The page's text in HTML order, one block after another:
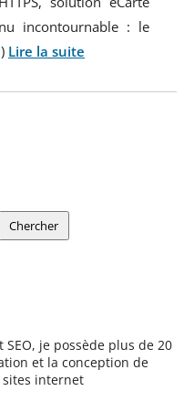
incontournable : le
Lire la suite
je possède plus de 20
et la conception de
internet